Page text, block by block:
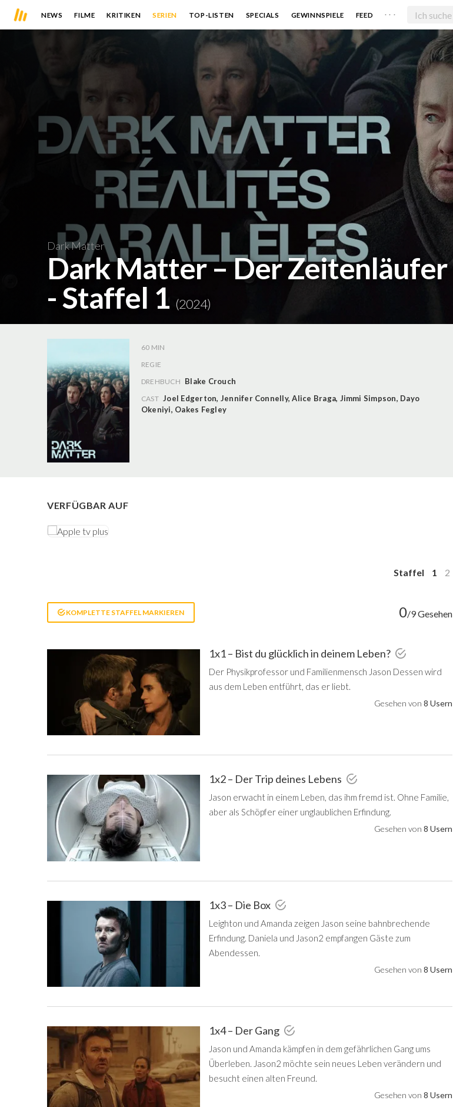
NEWS FILME KRITIKEN SERIEN TOP-LISTEN SPECIALS GEWINNSPIELE FEED . . .
Dark Matter
Dark Matter – Der Zeitenläufer
- Staffel 1 (2024)
60 MIN
REGIE
DREHBUCH Blake Crouch
CAST Joel Edgerton, Jennifer Connelly,Alice Braga, Jimmi Simpson, Dayo
Okeniyi, Oakes Fegley
VERFÜGBAR AUF
Staffel 1 2
KOMPLETTE STAFFEL MARKIEREN 0/9 Gesehen
1x1 – Bist du glücklich in deinem Leben?
Der Physikprofessor und Familienmensch Jason Dessen wird
aus dem Leben entführt, das er liebt.
Gesehen von 8 Usern
1x2 – Der Trip deines Lebens
Jason erwacht in einem Leben, das ihm fremd ist. Ohne Familie,
aber als Schöpfer einer unglaublichen Erfindung.
Gesehen von 8 Usern
1x3 – Die Box
Leighton und Amanda zeigen Jason seine bahnbrechende
Erfindung. Daniela und Jason2 empfangen Gäste zum
Abendessen.
Gesehen von 8 Usern
1x4 – Der Gang
Jason und Amanda kämpfen in dem gefährlichen Gang ums
Überleben. Jason2 möchte sein neues Leben verändern und
besucht einen alten Freund.
Gesehen von 8 Usern